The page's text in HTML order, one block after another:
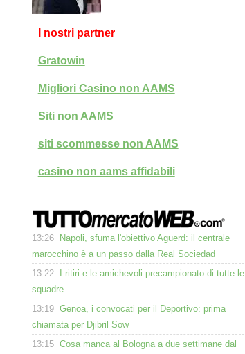
I nostri partner
Gratowin
Migliori Casino non AAMS
Siti non AAMS
siti scommesse non AAMS
casino non aams affidabili
13:26
Napoli, sfuma l'obiettivo Aguerd: il centrale
marocchino è a un passo dalla Real Sociedad
13:22
I ritiri e le amichevoli precampionato di tutte le
squadre
13:19 Genoa, i convocati per il Deportivo: prima
chiamata per Djibril Sow
13:15 Cosa manca al Bologna a due settimane dal